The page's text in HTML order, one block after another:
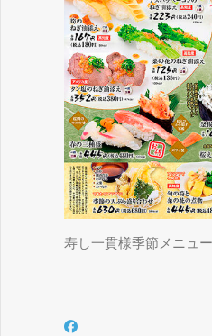
寿し一貫様季節メニュ